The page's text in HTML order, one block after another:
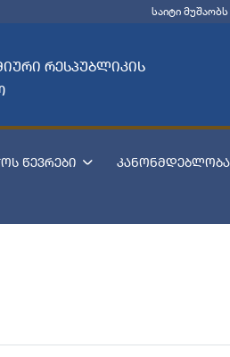
საიტი
რესპუბლიკის
წევრები კანონმდებლობა